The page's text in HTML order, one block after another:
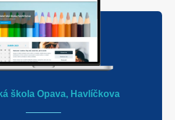
škola Opava, Havlíčkova